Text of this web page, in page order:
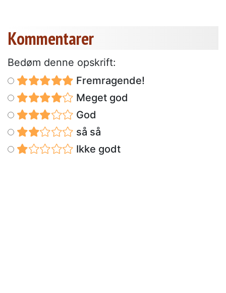
Kommentarer
Bedøm denne opskrift:
Fremragende!
Meget god
God
så så
Ikke godt